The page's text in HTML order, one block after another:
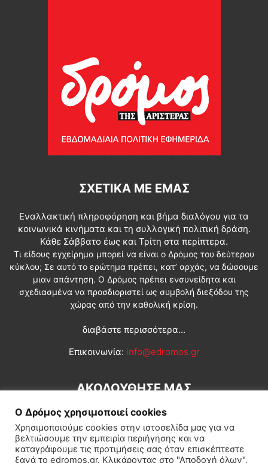
ΣΧΕΤΙΚΆ ΜΕ ΕΜΆΣ
Εναλλακτική πληροφόρηση και βήμα διαλόγου για τα
κοινωνικά κινήματα και τη συλλογική πολιτική δράση.
Κάθε Σάββατο έως και Τρίτη στα περίπτερα.
Τι είδους εγχείρημα μπορεί να είναι ο Δρόμος του δεύτερου
κύκλου; Σε αυτό το ερώτημα πρέπει, κατ’ αρχάς, να δώσουμε
μιαν απάντηση. Ο Δρόμος πρέπει ενσυνείδητα και
σχεδιασμένα να προσδιοριστεί ως συμβολή διεξόδου της
χώρας από την καθολική κρίση.
διαβάστε περισσότερα...
Επικοινωνία: info@edromos.gr
ΑΚΟΛΟΥΘΗΣΕ ΜΑΣ
Ο Δρόμος χρησιμοποιεί cookies
Χρησιμοποιούμε cookies στην ιστοσελίδα μας για να
βελτιώσουμε την εμπειρία περιήγησης και να
καταγράφουμε τις προτιμήσεις σας όταν επισκέπτεστε
ξανά το edromos.gr. Κλικάροντας στο "Αποδοχή όλων",